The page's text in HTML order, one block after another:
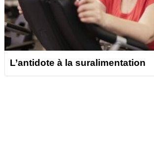
L’antidote à la suralimentation